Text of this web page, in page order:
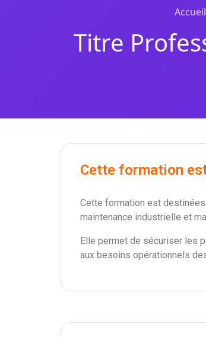
Accueil
Titre
Cette formation
Cette formation est destinées
maintenance industrielle et
Elle permet de sécuriser les
aux besoins opérationnels